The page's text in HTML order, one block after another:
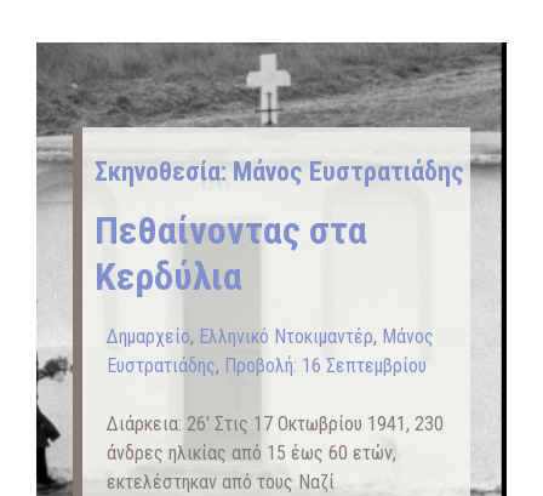
Σκηνοθεσία: Μάνος Ευστρατιάδης
Πεθαίνοντας στα
Κερδύλια
Δημαρχείο, Ελληνικό Ντοκιμαντέρ, Μάνος
Ευστρατιάδης, Προβολή: 16 Σεπτεμβρίου
Διάρκεια: 26′ Στις 17 Οκτωβρίου 1941, 230
άνδρες ηλικίας από 15 έως 60 ετών,
εκτελέστηκαν από τους Ναζί